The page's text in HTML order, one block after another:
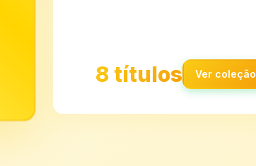
8 títulos Ver coleção